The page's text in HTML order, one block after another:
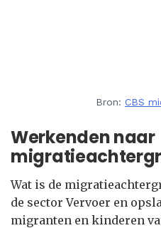
Bron: CBS
Werkenden naar
Wat is de
de sector Vervoer en
migranten en kinderen